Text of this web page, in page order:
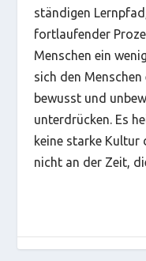
ständigen
fortlaufender
Menschen ein
sich den
bewusst und
unterdrücken. Es
keine starke Kultur
nicht an der Zeit,